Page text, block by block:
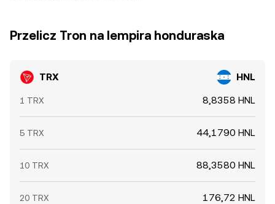
Przelicz Tron na lempira honduraska
TRX HNL
1 TRX 8,8358 HNL
5 TRX 44,1790 HNL
10 TRX 88,3580 HNL
20 TRX 176,72 HNL